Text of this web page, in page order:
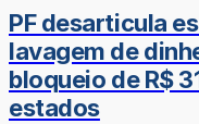
PF desarticula
lavagem de
bloqueio de R$
estados